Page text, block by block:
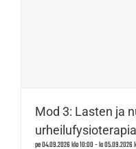
Mod 3: Lasten ja
pe 04.09.2026 klo 10:00-la 05.09.2026